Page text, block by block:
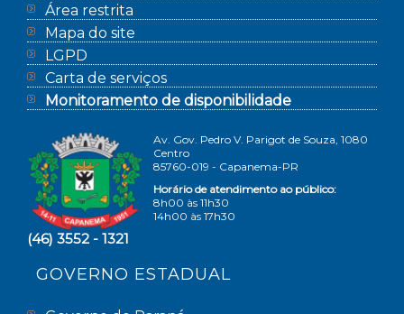
Área restrita
Mapa do site
LGPD
Carta de serviços
Monitoramento de disponibilidade
Av. Gov. Pedro V. Parigot de Souza, 1080
Centro
85760-019 - Capanema-PR
Horário de atendimento ao público:
8h00 às 11h30
14h00 às 17h30
(46) 3552 - 1321
GOVERNO ESTADUAL